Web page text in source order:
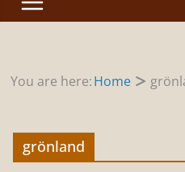
You are here:Home
grönland